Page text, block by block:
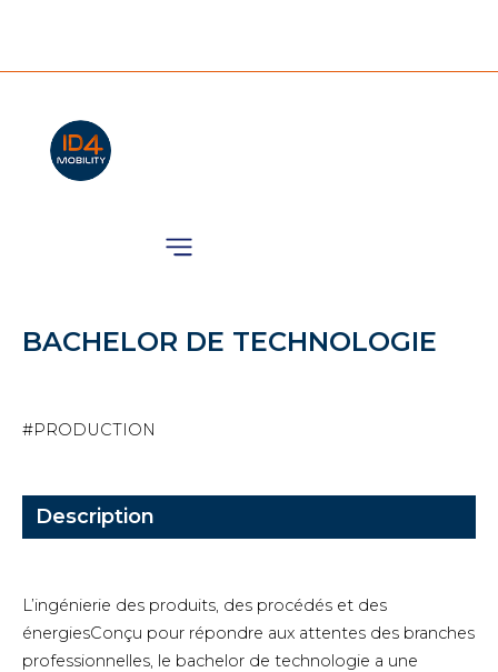
Nos Animations
BACHELOR DE TECHNOLOGIE
#PRODUCTION
Description
L’ingénierie des produits, des procédés et des
énergiesConçu pour répondre aux attentes des branches
professionnelles, le bachelor de technologie a une